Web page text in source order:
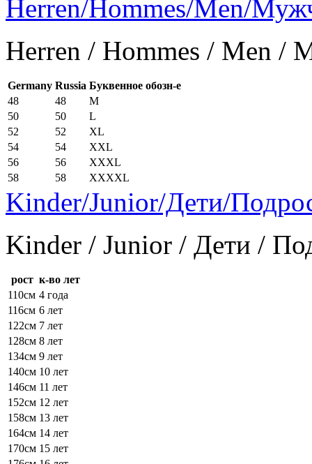
Herren/Hommes/Men/
Herren / Hommes / Men /
Germany Russia Буквенное обозн-е
48
48
M
50
50
L
52
52
XL
54
54
XXL
56
56
XXXL
58
58 XXXXL
Kinder/Junior/Дети/
Kinder / Junior / Дети /
рост к-во лет
110см 4 года
116см 6 лет
122см 7 лет
128см 8 лет
134см 9 лет
140см 10 лет
146см 11 лет
152см 12 лет
158см 13 лет
164см 14 лет
170см 15 лет